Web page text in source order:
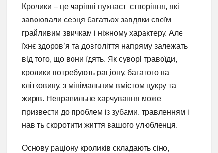
Кролики – це чарівні пухнасті створіння, які
завоювали серця багатьох завдяки своїм
грайливим звичкам і ніжному характеру. Але
їхнє здоров’я та довголіття напряму залежать
від того, що вони їдять. Як суворі травоїди,
кролики потребують раціону, багатого на
клітковину, з мінімальним вмістом цукру та
жирів. Неправильне харчування може
призвести до проблем із зубами, травленням і
навіть скоротити життя вашого улюбленця.
Основу раціону кроликів складають сіно,